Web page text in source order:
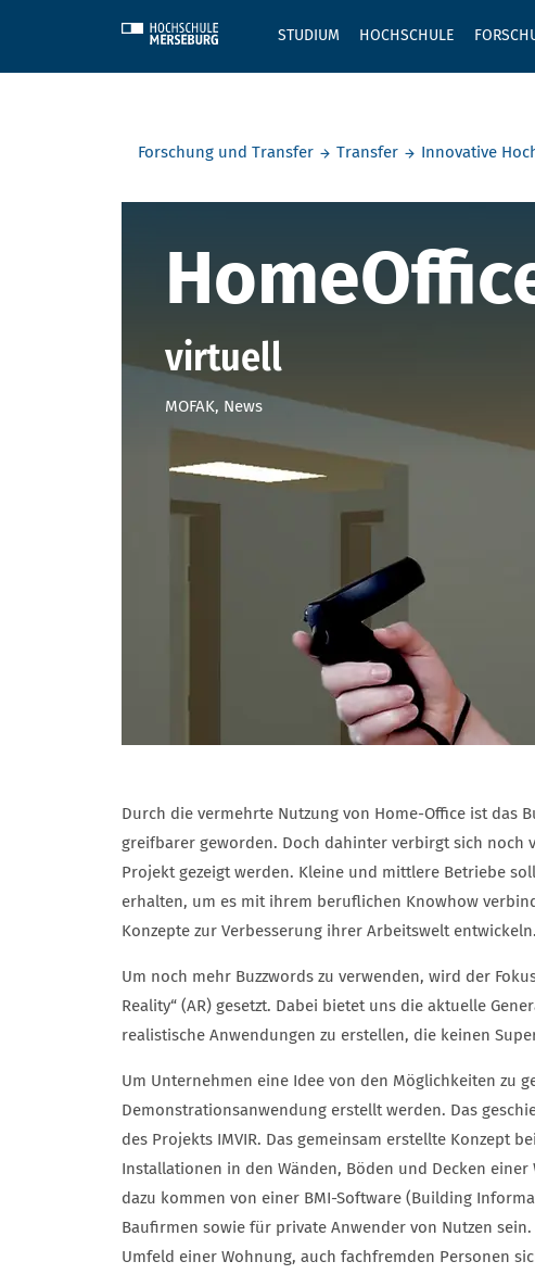
STUDIUM HOCHSCHULE
Forschung und Transfer
Transfer Innovative
virtuell
MOFAK, News
Durch die vermehrte Nutzung von Home-Office ist das
greifbarer geworden. Doch dahinter verbirgt sich noch
Projekt gezeigt werden. Kleine und mittlere Betriebe
erhalten, um es mit ihrem beruflichen Knowhow
Konzepte zur Verbesserung ihrer Arbeitswelt entwickeln.
Um noch mehr Buzzwords zu verwenden, wird der
Reality“ (AR) gesetzt. Dabei bietet uns die aktuelle
realistische Anwendungen zu erstellen, die keinen
Um Unternehmen eine Idee von den Möglichkeiten zu
Demonstrationsanwendung erstellt werden. Das
des Projekts IMVIR. Das gemeinsam erstellte Konzept
Installationen in den Wänden, Böden und Decken
dazu kommen von einer BMI-Software (Building
Baufirmen sowie für private Anwender von Nutzen
Umfeld einer Wohnung, auch fachfremden Personen